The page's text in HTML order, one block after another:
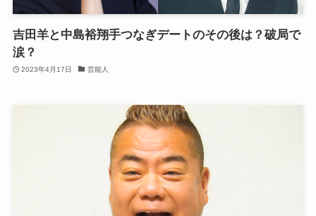
吉田羊と中島裕翔手つなぎデートのその後は？破局で
涙？
2023年4月17日 芸能人